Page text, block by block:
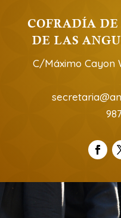
COFRADÍA DE
DE LAS
C/Máximo Cayon